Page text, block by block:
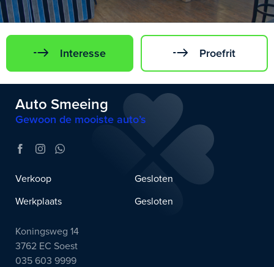
Interesse Proefrit
Auto Smeeing
Gewoon de mooiste auto’s
Verkoop
Gesloten
Werkplaats
Gesloten
Koningsweg 14
3762 EC Soest
035 603 9999